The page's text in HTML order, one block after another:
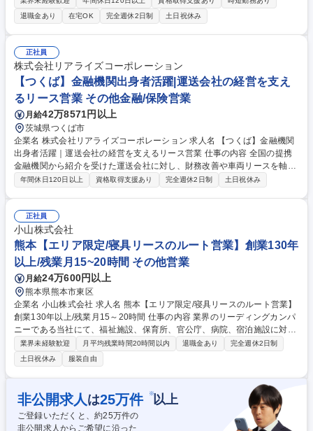
きます。 什器備品・ICT商材などのレンタル提案に加え、顧客の課題やニ
ーズを把握し、業務効率化やコスト削減につながるソリューションを提案
します。 募集職種 千葉【法人営業】上場企業/休日129日◎/福利厚生◎課
題解決型リース営業
退職金あり
在宅OK 完全週休2日制 土日祝休み
正社員
株式会社リアライズコーポレーション
【つくば】金融機関出身者活躍|運送会社の経営を支え
るリース営業 その他金融/保険営業
月給42万8571円以上
茨城県つくば市
企業名 株式会社リアライズコーポレーション 求人名 【つくば】金融機関
出身者活躍｜運送会社の経営を支えるリース営業 仕事の内容 全国の提携
金融機関から紹介を受けた運送会社に対し、財務改善や車両リースを軸と
したコンサルティング営業を担当。顧客の経営課題に踏み込み、最適なソ
関との連携・勉強会実施 ■既存顧客フォロー・関係構築 ■営業に付随する
事務業務 募集職種 【つくば】金融機関出身者活躍｜運送会社の経営を支
えるリース営業
年間休日120日以上 資格取得支援あり 完全週休2日制 土日祝休み
正社員
小山株式会社
熊本【エリア限定/寝具リースのルート営業】創業130年
以上/残業月15~20時間 その他営業
月給24万600円以上
熊本県熊本市東区
企業名 小山株式会社 求人名 熊本【エリア限定/寝具リースのルート営業】
創業130年以上/残業月15～20時間 仕事の内容 業界のリーディングカンパ
ニーである当社にて、福祉施設、保育所、官公庁、病院、宿泊施設に対す
る寝具リースの営業をお任せします。 【具体的には】 上記のようなお客
様先に、寝具やリネンを中心にニーズに沿った幅広い商材を扱います。寝
具以外にも例えば家具やカーテンなど、お客様のニーズに沿ったものであ
れば、自由に提案することができます。1日あたり5～8件ほどのお客様先
へ、寝具を積み込みお届け&ニーズをお伺いいただきます。頻繁にお会い
するお役様が多く、お客様のお困りごとに気づき、提案・解決いただける
お仕事です。 募集職種 熊本【エリア限定/寝具リースのルート営業】創業
業界未経験歓迎 月平均残業時間20時間以内 退職金あり
完全週休2日制
土日祝休み
服装自由
非公開求人 は25万件 ※以上
ご登録いただくと、約25万件の
非公開求人からご希望に沿った